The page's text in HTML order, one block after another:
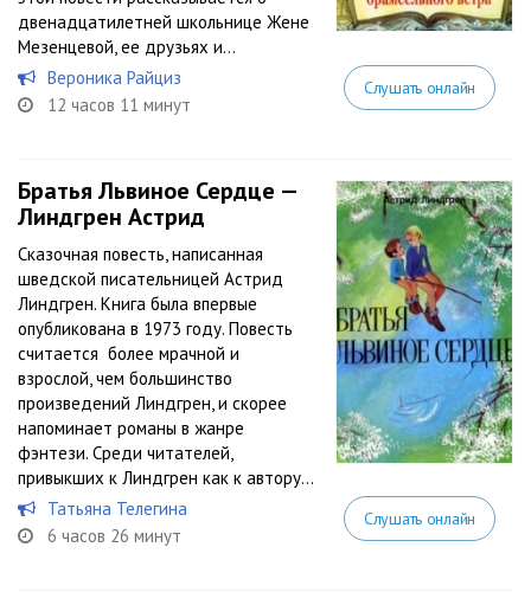
двенадцатилетней школьнице Жене
Мезенцевой, ее друзьях и...
Вероника Райциз
12 часов 11 минут
Слушать онлайн
Братья Львиное Сердце —
Линдгрен Астрид
Сказочная повесть, написанная
шведской писательницей Астрид
Линдгрен. Книга была впервые
опубликована в 1973 году. Повесть
считается более мрачной и
взрослой, чем большинство
произведений Линдгрен, и скорее
напоминает романы в жанре
фэнтези. Среди читателей,
привыкших к Линдгрен как к автору...
Татьяна Телегина
6 часов 26 минут
Слушать онлайн